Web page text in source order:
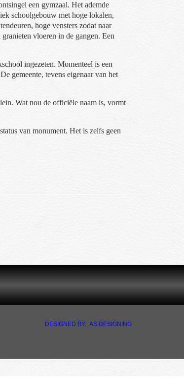
een gymzaal. Het ademde
schoolgebouw met hoge lokalen,
hoge vensters zodat naar
vloeren in de gangen. Een
ingezeten. Momenteel is een
gemeente, tevens eigenaar van het
Wat nou de officiële naam is, vormt
van monument. Het is zelfs geen
DESIGNED BY: AS DESIGNING